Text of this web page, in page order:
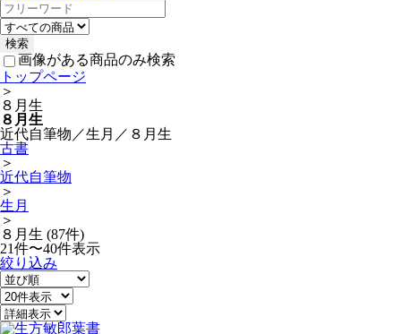
画像がある商品のみ検索
トップページ
＞
８月生
８月生
近代自筆物／生月／８月生
古書
＞
近代自筆物
＞
生月
＞
８月生 (87件)
21件〜40件表示
絞り込み